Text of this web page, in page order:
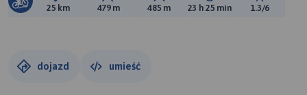
Długość trasy:
25 km Suma przewyższeń:
479 m Suma spadków:
485 m Średni czas potrzebny
23 h 25 min Ocena
1.3/6
dojazd umieść